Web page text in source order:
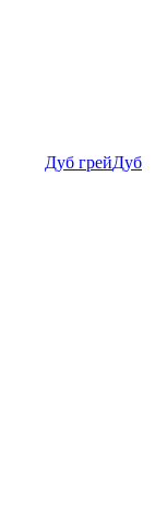
Дуб грейДуб